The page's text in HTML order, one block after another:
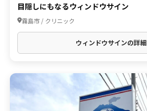
目隠しにもなるウィンドウサイン
霧島市 / クリニック
ウィンドウサインの詳細